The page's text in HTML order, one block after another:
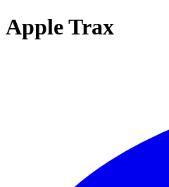
Apple Trax